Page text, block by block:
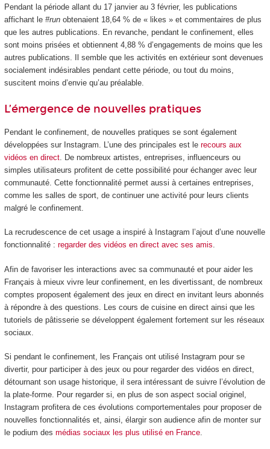
Pendant la période allant du 17 janvier au 3 février, les publications
affichant le #runobtenaient 18,64 % de « likes » et commentaires de plus
que les autres publications. En revanche, pendant le confinement, elles
sont moins prisées et obtiennent 4,88 % d’engagements de moins que les
autres publications. Il semble que les activités en extérieur sont devenues
socialement indésirables pendant cette période, ou tout du moins,
suscitent moins d’envie qu’au préalable.
L’émergence de nouvelles pratiques
Pendant le confinement, de nouvelles pratiques se sont également
développées sur Instagram. L’une des principales est le recours aux
vidéos en direct. De nombreux artistes, entreprises, influenceurs ou
simples utilisateurs profitent de cette possibilité pour échanger avec leur
communauté. Cette fonctionnalité permet aussi à certaines entreprises,
comme les salles de sport, de continuer une activité pour leurs clients
malgré le confinement.
La recrudescence de cet usage a inspiré à Instagram l’ajout d’une nouvelle
fonctionnalité : regarder des vidéos en direct avec ses amis.
Afin de favoriser les interactions avec sa communauté et pour aider les
Français à mieux vivre leur confinement, en les divertissant, de nombreux
comptes proposent également des jeux en direct en invitant leurs abonnés
à répondre à des questions. Les cours de cuisine en direct ainsi que les
tutoriels de pâtisserie se développent également fortement sur les réseaux
sociaux.
Si pendant le confinement, les Français ont utilisé Instagram pour se
divertir, pour participer à des jeux ou pour regarder des vidéos en direct,
détournant son usage historique, il sera intéressant de suivre l’évolution de
la plate-forme. Pour regarder si, en plus de son aspect social originel,
Instagram profitera de ces évolutions comportementales pour proposer de
nouvelles fonctionnalités et, ainsi, élargir son audience afin de monter sur
le podium des médias sociaux les plus utilisé en France.